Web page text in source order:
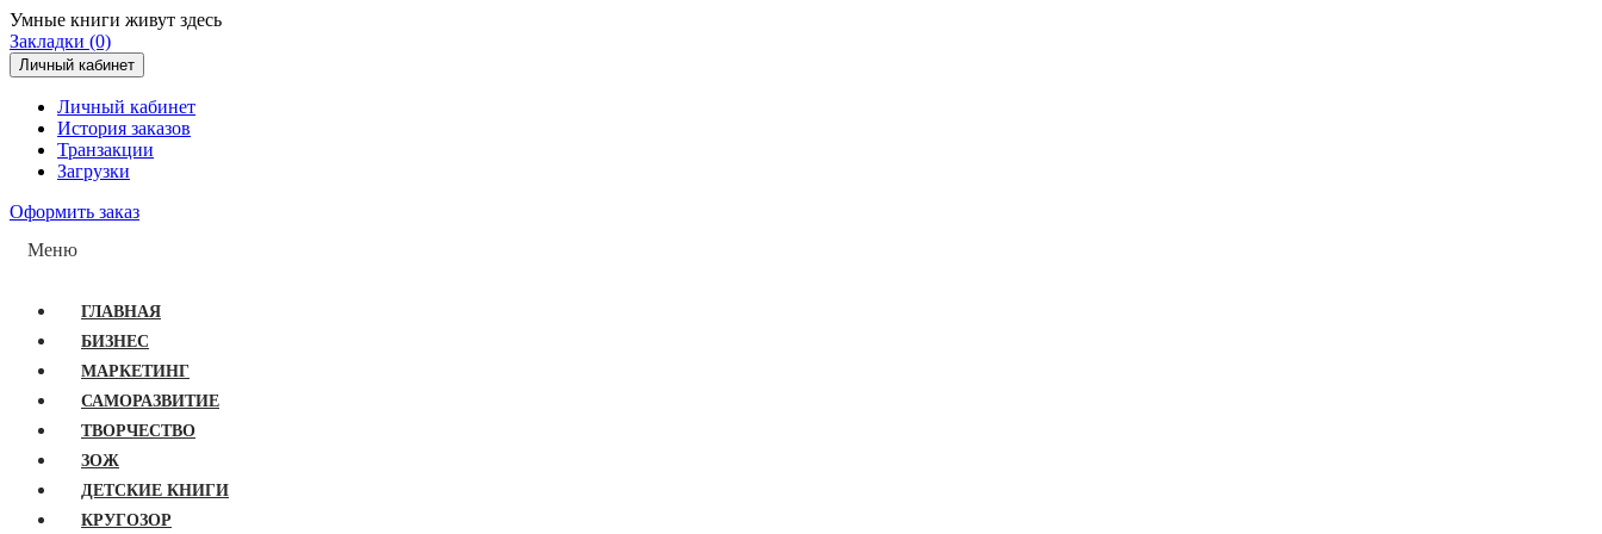
Умные книги живут здесь
Закладки (0)
Личный кабинет
Личный кабинет
История заказов
Транзакции
Загрузки
Оформить заказ
Меню
ГЛАВНАЯ
БИЗНЕС
МАРКЕТИНГ
САМОРАЗВИТИЕ
ТВОРЧЕСТВО
ЗОЖ
ДЕТСКИЕ КНИГИ
КРУГОЗОР